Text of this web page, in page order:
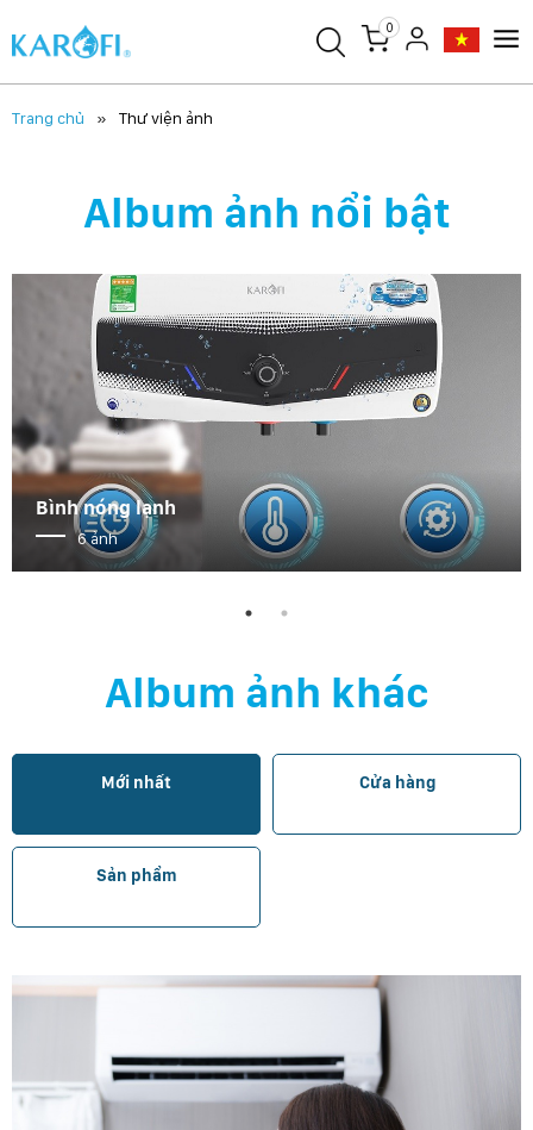
0
Trang chủ Thư viện ảnh
Album ảnh nổi bật
Bình nóng lạnh
6 ảnh
Album ảnh khác
Mới nhất Cửa hàng
Sản phẩm